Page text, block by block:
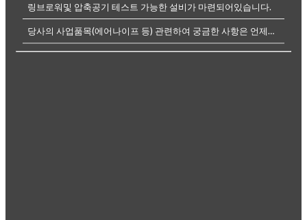
링브로워및 압축공기 테스트 가능한 설비가 마련되어있습니다.
당사의 사업품목(에어나이프 등) 관련하여 궁금한 사항은 언제든전화나, 메...